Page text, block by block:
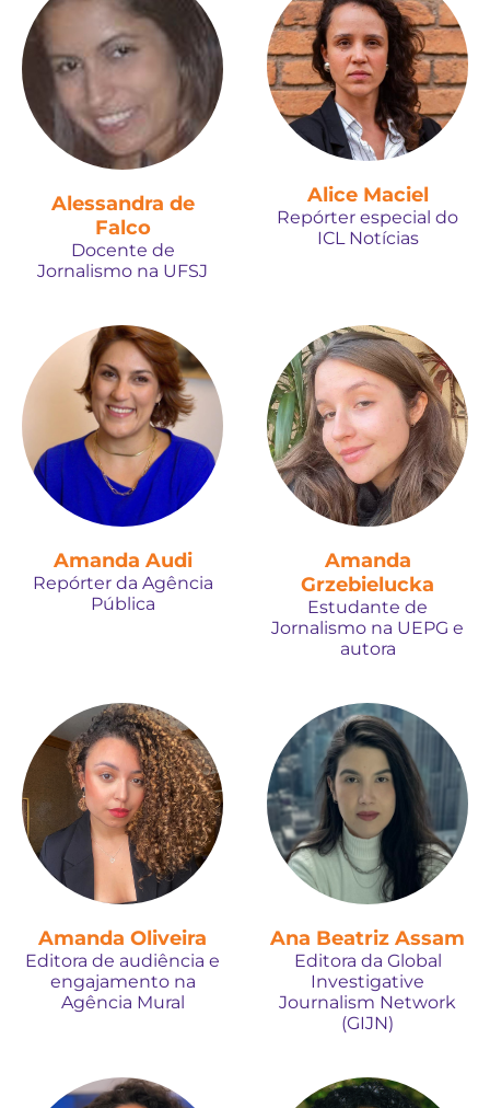
Alessandra de
Falco
Docente de
Jornalismo na UFSJ
Alice Maciel
Repórter especial do
ICL Notícias
Amanda Audi
Repórter da Agência
Pública
Amanda
Grzebielucka
Estudante de
Jornalismo na UEPG e
autora
Amanda Oliveira
Editora de audiência e
engajamento na
Agência Mural
Ana Beatriz Assam
Editora da Global
Investigative
Journalism Network
(GIJN)